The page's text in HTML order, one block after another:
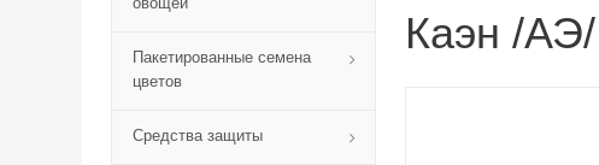
Пакетированные семена
цветов
Средства защиты
Каэн /АЭ/